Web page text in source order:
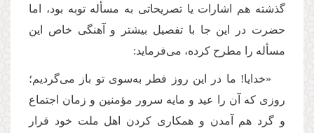
گذشته هم اشارات یا تصریحاتی به مسأله توبه بود، اما
حضرت در این جا با تفصیل بیشتر و آهنگی خاص این
مسأله را مطرح کرده، می‌فرماید:
«خدایا! ما در این روز فطر به‌سوی تو باز می‌گردیم؛
روزی که آن را عید و مایه سرور مؤمنین و زمان اجتماع
و گرد هم آمدن و همکاری کردن اهل ملت خود قرار